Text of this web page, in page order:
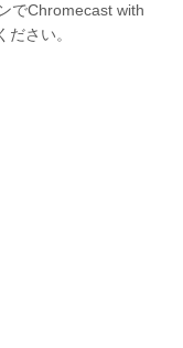
でChromecast with
さい。